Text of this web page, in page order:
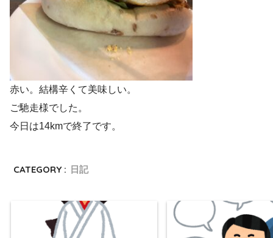
赤い。結構辛くて美味しい。
ご馳走様でした。
今日は14kmで終了です。
CATEGORY : 日記